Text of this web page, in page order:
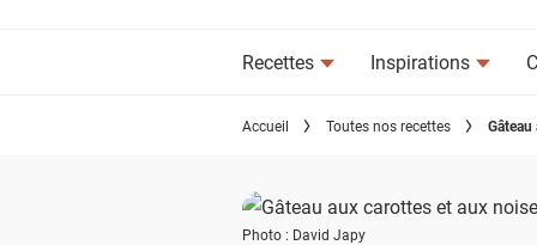
Recettes Inspirations
Accueil Toutes nos recettes
Photo : David Japy